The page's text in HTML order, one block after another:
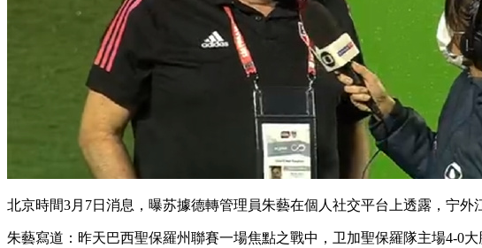
北京時間3月7日消息 ，曝苏據德轉管理員朱藝在個人社交平台上透露，宁
朱藝寫道：昨天巴西聖保羅州聯賽一場焦點之戰中，卫加聖保羅隊主場